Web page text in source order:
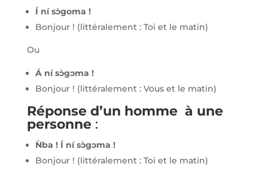
Í ní sɔ̀goma !
Bonjour ! (littéralement : Toi et le matin)
Ou
Á ní sɔ̀gɔma !
Bonjour ! (littéralement : Vous et le matin)
Réponse d’un homme à une
personne:
Ǹba ! Í ní sɔ̀gɔma !
Bonjour ! (littéralement : Toi et le matin)